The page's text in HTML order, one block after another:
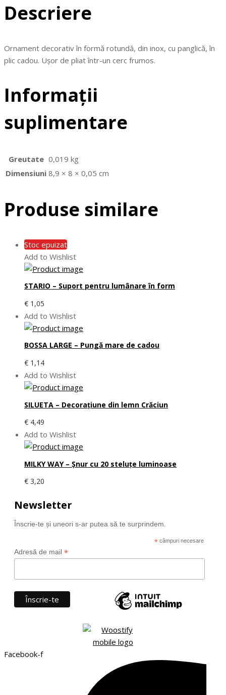
Descriere
Ornament decorativ în formă rotundă, din inox, cu panglică, în
plic cadou. Ușor de pliat într-un cerc frumos.
Informații
suplimentare
Greutate 0,019 kg
Dimensiuni 8,9 × 8 × 0,05 cm
Produse similare
Stoc epuizat
Add to Wishlist
STARIO – Suport pentru lumânare în form
€ 1,05
Add to Wishlist
BOSSA LARGE – Pungă mare de cadou
€ 1,14
Add to Wishlist
SILUETA – Decorațiune din lemn Crăciun
€ 4,49
Add to Wishlist
MILKY WAY – Șnur cu 20 steluțe luminoase
€ 3,20
Newsletter
Înscrie-te și uneori s-ar putea să te surprindem.
* câmpuri necesare
Adresă de mail *
Facebook-f